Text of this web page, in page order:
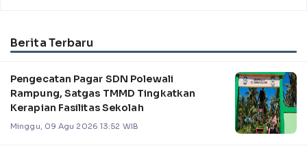
Berita Terbaru
Pengecatan Pagar SDN Polewali
Rampung, Satgas TMMD Tingkatkan
Kerapian Fasilitas Sekolah
Minggu, 09 Agu 2026 13:52 WIB